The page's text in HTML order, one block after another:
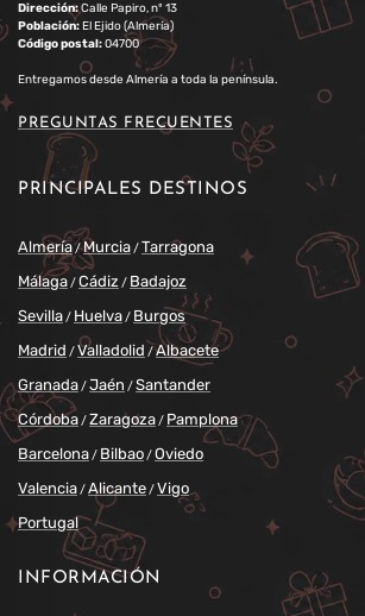
Dirección:Calle Papiro, nº 13
Población:El Ejido (Almería)
Código postal:04700
Entregamos desde Almería a toda la península.
PREGUNTAS FRECUENTES
PRINCIPALES DESTINOS
Almería/Murcia/Tarragona
Málaga/Cádiz / Badajoz
Sevilla/ Huelva/ Burgos
Madrid /Valladolid /Albacete
Granada/Jaén /Santander
Córdoba/Zaragoza/ Pamplona
Barcelona/ Bilbao/Oviedo
Valencia/Alicante/Vigo
Portugal
INFORMACIÓN